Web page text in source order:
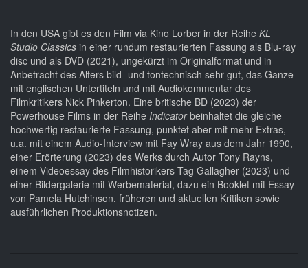
In den USA gibt es den Film via Kino Lorber in der Reihe KL
Studio Classics in einer rundum restaurierten Fassung als Blu-ray
disc und als DVD (2021), ungekürzt im Originalformat und in
Anbetracht des Alters bild- und tontechnisch sehr gut, das Ganze
mit englischen Untertiteln und mit Audiokommentar des
Filmkritikers Nick Pinkerton. Eine britische BD (2023) der
Powerhouse Films in der Reihe Indicatorbeinhaltet die gleiche
hochwertig restaurierte Fassung, punktet aber mit mehr Extras,
u.a. mit einem Audio-Interview mit Fay Wray aus dem Jahr 1990,
einer Erörterung (2023) des Werks durch Autor Tony Rayns,
einem Videoessay des Filmhistorikers Tag Gallagher (2023) und
einer Bildergalerie mit Werbematerial, dazu ein Booklet mit Essay
von Pamela Hutchinson, früheren und aktuellen Kritiken sowie
ausführlichen Produktionsnotizen.